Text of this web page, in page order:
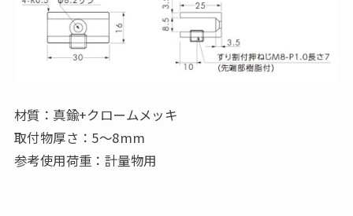
材質：真鍮+クロームメッキ
取付物厚さ：5～8mm
参考使用荷重：計量物用